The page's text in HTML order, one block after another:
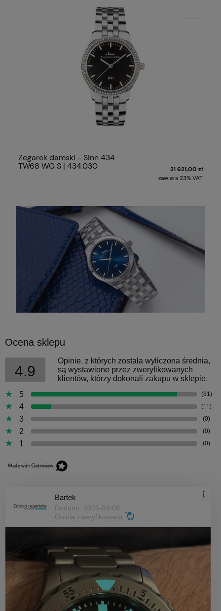
Zegarek damski - Sinn 434
TW68 WG S | 434.030
21 621,00 zł
zawiera 23% VAT
Ocena sklepu
4.9
Opinie, z których została wyliczona średnia,
są wystawione przez zweryfikowanych
klientów, którzy dokonali zakupu w sklepie.
5
(81)
4 (11)
3 (0)
2 (0)
1 (0)
Bartek
Dodano: 2026-04-09
Opinia zweryfikowana